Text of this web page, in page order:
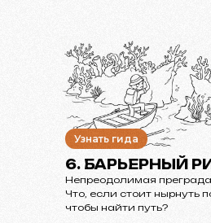
Непреодолимая
Что, если стоит нырнуть
чтобы найти путь?
6. БАРЬЕРНЫЙ
Узнать гида